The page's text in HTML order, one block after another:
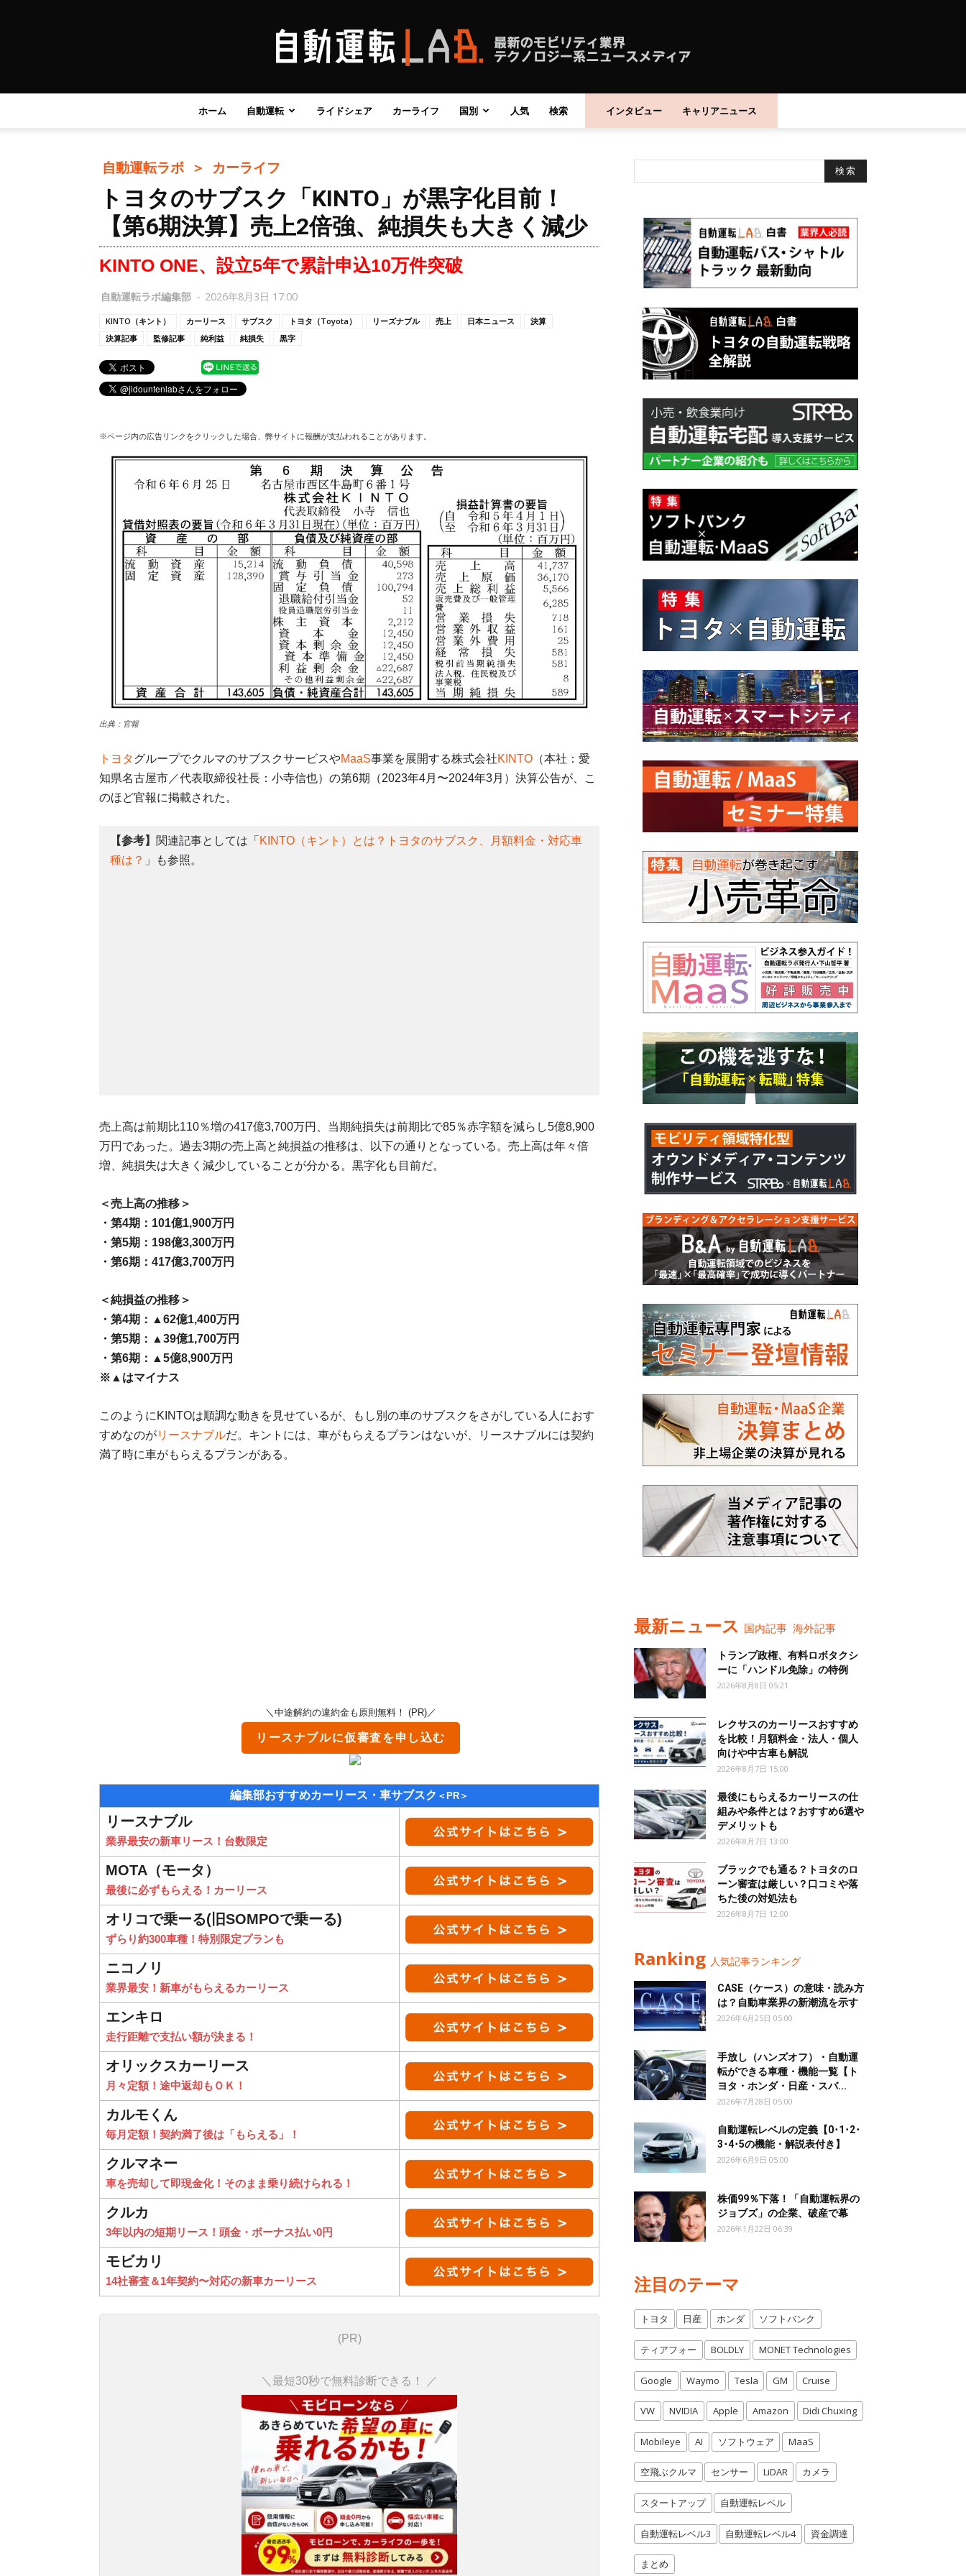
自
動
ボ
ホーム 自動運転 ライドシェア カーライフ 国別 人気 検索 インタビュー キャリアニュース
自動運転ラボ ＞ カーライフ
トヨタのサブスク「KINTO」が黒字化目前！
【第6期決算】売上2倍強、純損失も大きく減少
KINTO ONE、設立5年で累計申込10万件突破
自動運転ラボ編集部 - 2026年8月3日 17:00
KINTO（キント） カーリース サブスク トヨタ（Toyota） リーズナブル 売上 日本ニュース
決算
決算記事
監修記事 純利益 純損失 黒字
※ページ内の広告リンクをクリックした場合、弊サイトに報酬が支払われることがあります。
出典：官報
トヨタグループでクルマのサブスクサービスやMaaS事業を展開する株式会社KINTO （本社：愛
知県名古屋市／代表取締役社長：小寺信也）の第6期（2023年4月〜2024年3月）決算公告が、こ
のほど官報に掲載された。
【参考】 関連記事としては「 KINTO（キント）とは？トヨタのサブスク、月額料金・対応車
種は？ 」も参照。
売上高は前期比110％増の417億3,700万円、当期純損失は前期比で85％赤字額を減らし5億8,900
万円であった。過去3期の売上高と純損益の推移は、以下の通りとなっている。売上高は年々倍
増、純損失は大きく減少していることが分かる。黒字化も目前だ。
＜売上高の推移＞
・第4期：101億1,900万円
・第5期：198億3,300万円
・第6期：417億3,700万円
＜純損益の推移＞
・第4期：▲62億1,400万円
・第5期：▲39億1,700万円
・第6期：▲5億8,900万円
※▲はマイナス
このようにKINTOは順調な動きを見せているが、もし別の車のサブスクをさがしている人におす
すめなのがリースナブルだ。キントには、車がもらえるプランはないが、リースナブルには契約
満了時に車がもらえるプランがある。
＼中途解約の違約金も原則無料！ (PR)／
リースナブルに仮審査を申し込む
編集部おすすめカーリース・車サブスク ＜PR＞
リースナブル
業界最安の新車リース！台数限定
MOTA（モータ）
最後に必ずもらえる！カーリース
オリコで乗ーる(旧SOMPOで乗ーる)
ずらり約300車種！特別限定プランも
ニコノリ
業界最安！新車がもらえるカーリース
エンキロ
走行距離で支払い額が決まる！
オリックスカーリース
月々定額！途中返却もＯＫ！
カルモくん
毎月定額！契約満了後は「もらえる」！
クルマネー
車を売却して即現金化！そのまま乗り続けられる！
クルカ
3年以内の短期リース！頭金・ボーナス払い0円
モビカリ
14社審査＆1年契約〜対応の新車カーリース
(PR)
＼最短30秒で無料診断できる！ ／
最新ニュース 国内記事 海外記事
トランプ政権、有料ロボタクシ
ーに「ハンドル免除」の特例
2026年8月8日 05:21
レクサスのカーリースおすすめ
を比較！月額料金・法人・個人
向けや中古車も解説
2026年8月7日 15:00
最後にもらえるカーリースの仕
組みや条件とは？おすすめ6選や
デメリットも
2026年8月7日 13:00
ブラックでも通る？トヨタのロ
ーン審査は厳しい？口コミや落
ちた後の対処法も
2026年8月7日 12:00
Ranking 人気記事ランキング
CASE（ケース）の意味・読み方
は？自動車業界の新潮流を示す
2026年6月25日 05:00
手放し（ハンズオフ）・自動運
転ができる車種・機能一覧【ト
ヨタ・ホンダ・日産・スバ...
2026年7月28日 05:00
自動運転レベルの定義【0･1･2･
3･4･5の機能・解説表付き】
2026年6月9日 05:00
株価99％下落！「自動運転界の
ジョブズ」の企業、破産で幕
2026年1月22日 06:39
注目のテーマ
トヨタ 日産 ホンダ ソフトバンク
ティアフォー BOLDLY MONET Technologies
Google Waymo Tesla GM Cruise
VW NVIDIA Apple Amazon Didi Chuxing
Mobileye AI ソフトウェア MaaS
空飛ぶクルマ センサー LiDAR カメラ
スタートアップ 自動運転レベル
自動運転レベル3 自動運転レベル4 資金調達
まとめ